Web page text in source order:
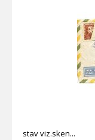
stav viz.sken